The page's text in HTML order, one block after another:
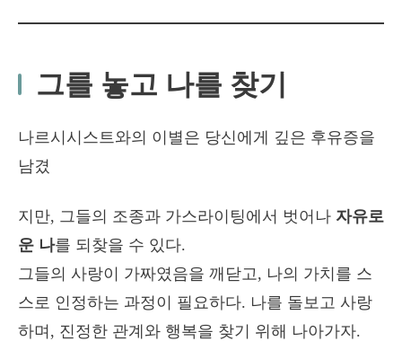
그를 놓고 나를 찾기
나르시시스트와의 이별은 당신에게 깊은 후유증을
남겼
지만, 그들의 조종과 가스라이팅에서 벗어나 자유로
운 나를 되찾을 수 있다.
그들의 사랑이 가짜였음을 깨닫고, 나의 가치를 스
스로 인정하는 과정이 필요하다. 나를 돌보고 사랑
하며, 진정한 관계와 행복을 찾기 위해 나아가자.